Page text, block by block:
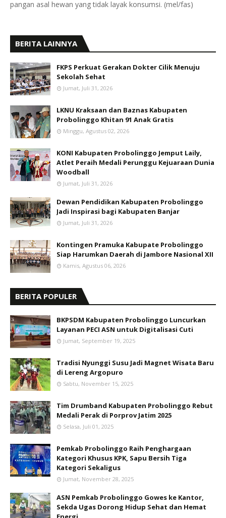
pangan asal hewan yang tidak layak konsumsi. (mel/fas)
BERITA LAINNYA
FKPS Perkuat Gerakan Dokter Cilik Menuju
Sekolah Sehat
Jumat, Juli 31, 2026
LKNU Kraksaan dan Baznas Kabupaten
Probolinggo Khitan 91 Anak Gratis
Minggu, Agustus 02, 2026
KONI Kabupaten Probolinggo Jemput Laily,
Atlet Peraih Medali Perunggu Kejuaraan Dunia
Woodball
Jumat, Juli 31, 2026
Dewan Pendidikan Kabupaten Probolinggo
Jadi Inspirasi bagi Kabupaten Banjar
Jumat, Juli 31, 2026
Kontingen Pramuka Kabupate Probolinggo
Siap Harumkan Daerah di Jambore Nasional XII
Kamis, Agustus 06, 2026
BERITA POPULER
BKPSDM Kabupaten Probolinggo Luncurkan
Layanan PECI ASN untuk Digitalisasi Cuti
Jumat, September 19, 2025
Tradisi Nyunggi Susu Jadi Magnet Wisata Baru
di Lereng Argopuro
Sabtu, November 15, 2025
Tim Drumband Kabupaten Probolinggo Rebut
Medali Perak di Porprov Jatim 2025
Selasa, Juli 01, 2025
Pemkab Probolinggo Raih Penghargaan
Kategori Khusus KPK, Sapu Bersih Tiga
Kategori Sekaligus
Jumat, November 28, 2025
ASN Pemkab Probolinggo Gowes ke Kantor,
Sekda Ugas Dorong Hidup Sehat dan Hemat